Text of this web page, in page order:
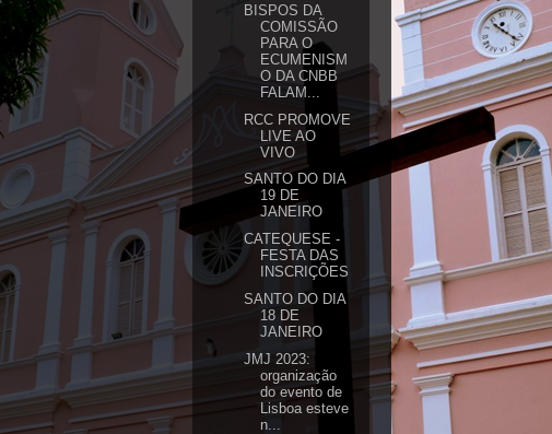
BISPOS DA
COMISSÃO
PARA O
ECUMENISM
O DA CNBB
FALAM...
RCC PROMOVE
LIVE AO
VIVO
SANTO DO DIA
19 DE
JANEIRO
CATEQUESE -
FESTA DAS
INSCRIÇÕES
SANTO DO DIA
18 DE
JANEIRO
JMJ 2023:
organização
do evento de
Lisboa esteve
n...